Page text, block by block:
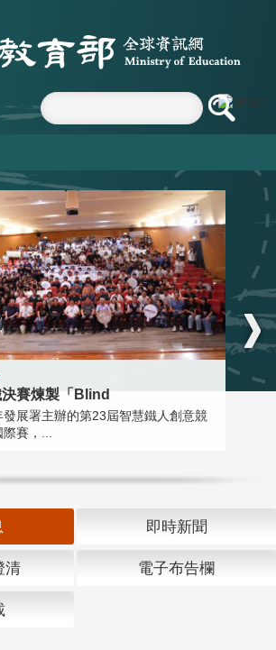
賽煉製「Blind
發展署主辦的第23屆智慧鐵人創意競
際賽，...
即時新聞
清 電子布告欄